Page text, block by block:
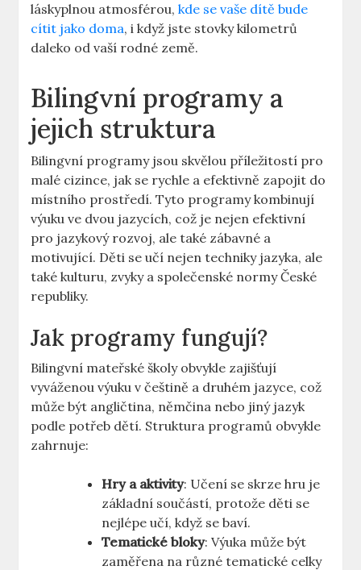
láskyplnou atmosférou,kde se vaše dítě bude
cítit jako doma, i když jste stovky kilometrů
daleko od vaší rodné země.
Bilingvní programy a
jejich struktura
Bilingvní programy jsou skvělou příležitostí pro
malé cizince, jak se rychle a efektivně zapojit do
místního prostředí. Tyto programy kombinují
výuku ve dvou jazycích, což je nejen efektivní
pro jazykový rozvoj, ale také zábavné a
motivující. Děti se učí nejen techniky jazyka, ale
také kulturu, zvyky a společenské normy České
republiky.
Jak programy fungují?
Bilingvní mateřské školy obvykle zajišťují
vyváženou výuku v češtině a druhém jazyce, což
může být angličtina, němčina nebo jiný jazyk
podle potřeb dětí. Struktura programů obvykle
zahrnuje:
Hry a aktivity: Učení se skrze hru je
základní součástí, protože děti se
nejlépe učí, když se baví.
Tematické bloky: Výuka může být
zaměřena na různé tematické celky